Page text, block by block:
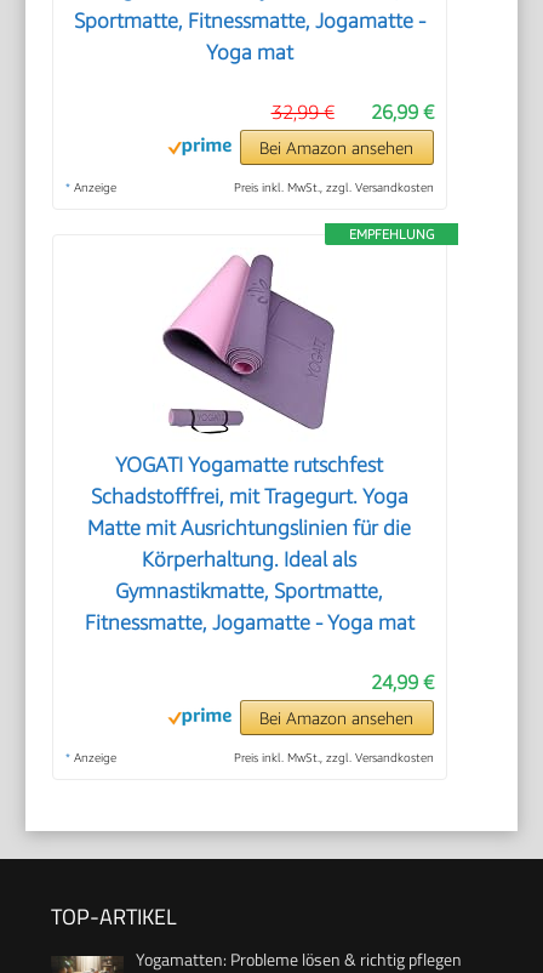
Sportmatte, Fitnessmatte, Jogamatte -
Yoga mat
26,99 €
32,99 €
Bei Amazon ansehen
* Anzeige Preis inkl. MwSt., zzgl. Versandkosten
EMPFEHLUNG
YOGATI Yogamatte rutschfest
Schadstofffrei, mit Tragegurt. Yoga
Matte mit Ausrichtungslinien für die
Körperhaltung. Ideal als
Gymnastikmatte, Sportmatte,
Fitnessmatte, Jogamatte - Yoga mat
24,99 €
Bei Amazon ansehen
* Anzeige Preis inkl. MwSt., zzgl. Versandkosten
TOP-ARTIKEL
Yogamatten: Probleme lösen & richtig pflegen